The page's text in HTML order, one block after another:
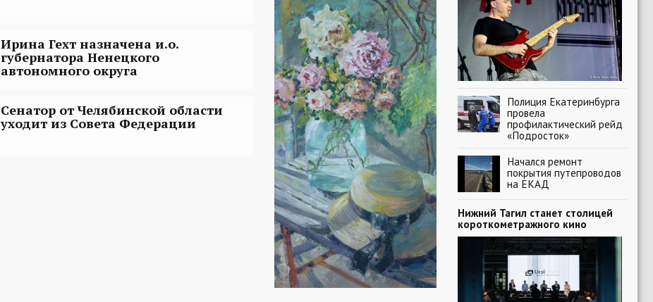
Ирина Гехт назначена и.о.
губернатора Ненецкого
автономного округа
Сенатор от Челябинской области
уходит из Совета Федерации
Полиция Екатеринбурга
провела
профилактический рейд
«Подросток»
Начался ремонт
покрытия путепроводов
на ЕКАД
Нижний Тагил станет столицей
короткометражного кино